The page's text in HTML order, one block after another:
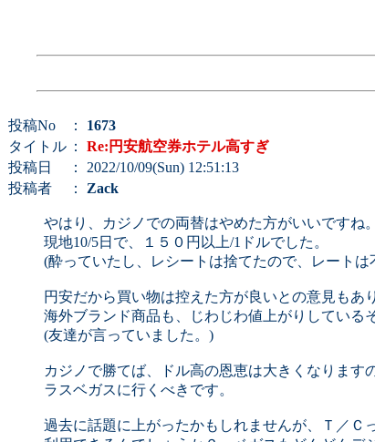
投稿No ： 1673
タイトル ： Re:円安航空券ホテル高すぎ
投稿日
： 2022/10/09(Sun) 12:51:13
投稿者
： Zack
やはり、カジノでの両替はやめた方がいいですね。
現地10/5日で、１５０円以上/1ドルでした。
(酔っていたし、レシートは捨てたので、レートは
円安だから買い物は控えた方が良いとの意見もあ
海外ブランド商品も、じわじわ値上がりしている
(友達が言っていました。)
カジノで勝てば、ドル高の恩恵は大きくなります
ラスベガスに行くべきです。
過去に話題に上がったかもしれませんが、Ｔ／Ｃ